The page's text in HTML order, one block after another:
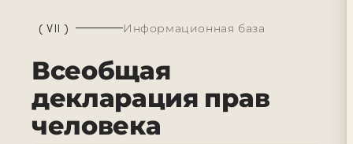
(VII ) Информационная база
Всеобщая
декларация прав
человека